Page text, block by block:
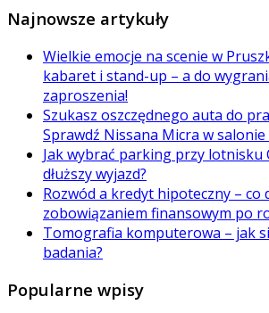
Najnowsze artykuły
Wielkie emocje na scenie w
kabaret i stand-up – a do
zaproszenia!
Szukasz oszczędnego auta do
Sprawdź Nissana Micra w
Jak wybrać parking przy lotnisku
dłuższy wyjazd?
Rozwód a kredyt hipoteczny – co
zobowiązaniem finansowym po
Tomografia komputerowa – jak
badania?
Popularne wpisy